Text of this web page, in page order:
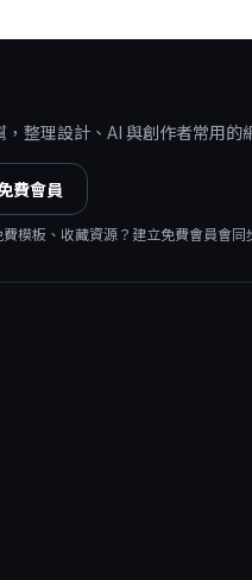
整理設計、AI 與創作者常用的
費會員
模板、收藏資源？建立免費會員會同